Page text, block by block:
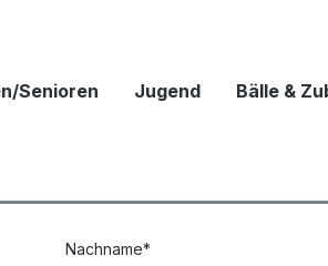
Senioren Jugend Bälle &
Nachname*